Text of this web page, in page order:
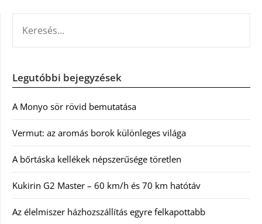
Legutóbbi bejegyzések
A Monyo sör rövid bemutatása
Vermut: az aromás borok különleges világa
A bőrtáska kellékek népszerűsége töretlen
Kukirin G2 Master – 60 km/h és 70 km hatótáv
Az élelmiszer házhozszállítás egyre felkapottabb